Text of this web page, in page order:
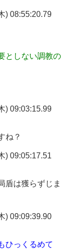
) 08:55:20.79
としない調教の
) 09:03:15.99
ね？
) 09:05:17.51
盾は獲らずじま
) 09:09:39.90
ひっくるめて